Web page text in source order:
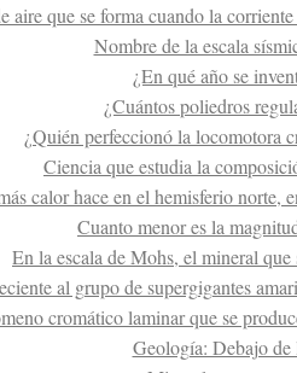
aire que se forma cuando la
Nombre de la escala
¿En qué año se
¿Cuántos poliedros
¿Quién perfeccionó la locomotora
Ciencia que estudia la
calor hace en el hemisferio norte,
Cuanto menor es la
En la escala de Mohs, el mineral
al grupo de supergigantes
cromático laminar que se
Geología: Debajo de